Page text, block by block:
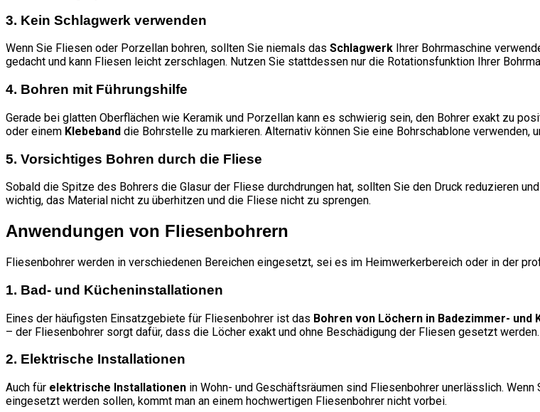
3. Kein Schlagwerk verwenden
Wenn Sie Fliesen oder Porzellan bohren, sollten Sie niemals das Schlagwerk Ihrer Bohrmaschine
gedacht und kann Fliesen leicht zerschlagen. Nutzen Sie stattdessen nur die Rotationsfunktion Ihrer
4. Bohren mit Führungshilfe
Gerade bei glatten Oberflächen wie Keramik und Porzellan kann es schwierig sein, den Bohrer exakt zu
oder einem Klebeband die Bohrstelle zu markieren. Alternativ können Sie eine Bohrschablone verwenden,
5. Vorsichtiges Bohren durch die Fliese
Sobald die Spitze des Bohrers die Glasur der Fliese durchdrungen hat, sollten Sie den Druck reduzieren
wichtig, das Material nicht zu überhitzen und die Fliese nicht zu sprengen.
Anwendungen von Fliesenbohrern
Fliesenbohrer werden in verschiedenen Bereichen eingesetzt, sei es im Heimwerkerbereich oder in der
1. Bad- und Kücheninstallationen
Eines der häufigsten Einsatzgebiete für Fliesenbohrer ist das Bohren von Löchern in Badezimmer- und
– der Fliesenbohrer sorgt dafür, dass die Löcher exakt und ohne Beschädigung der Fliesen gesetzt werden.
2. Elektrische Installationen
Auch für elektrische Installationen in Wohn- und Geschäftsräumen sind Fliesenbohrer unerlässlich.
eingesetzt werden sollen, kommt man an einem hochwertigen Fliesenbohrer nicht vorbei.